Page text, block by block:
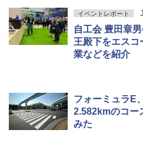
イベントレポート
自工会 豊田章
王殿下をエスコ
業などを紹介
フォーミュラE
2.582kmのコー
みた